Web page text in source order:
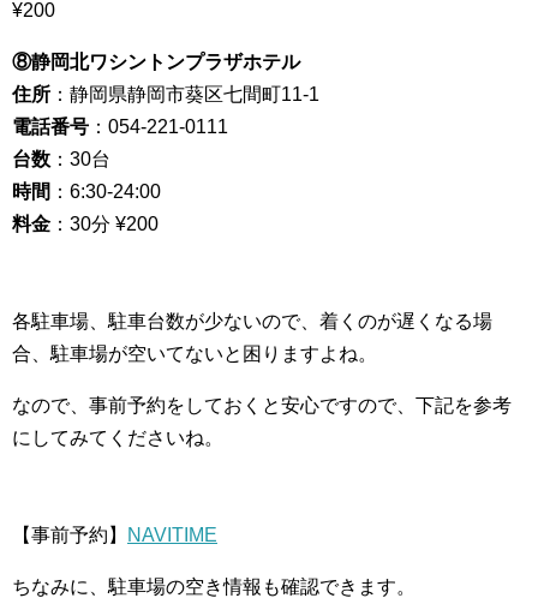
¥200
⑧静岡北ワシントンプラザホテル
住所 ：静岡県静岡市葵区七間町11-1
電話番号 ：054-221-0111
台数 ：30台
時間 ：6:30-24:00
料金 ：30分 ¥200
各駐車場、駐車台数が少ないので、着くのが遅くなる場
合、駐車場が空いてないと困りますよね。
なので、事前予約をしておくと安心ですので、下記を参考
にしてみてくださいね。
【事前予約】 NAVITIME
ちなみに、駐車場の空き情報も確認できます。